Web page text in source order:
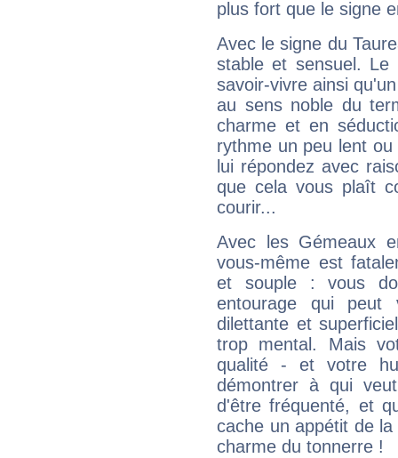
plus fort que le signe
Avec le signe du
stable et sensuel.
savoir-vivre ainsi
au sens noble du
charme et en
rythme un peu lent
lui répondez avec
que cela vous plaît
courir...
Avec les Gémeaux
vous-même est
et souple : vous
entourage qui
dilettante et
trop mental. Mais
qualité - et votre
démontrer à qui
d'être fréquenté, et
cache un appétit de
charme du tonnerre !